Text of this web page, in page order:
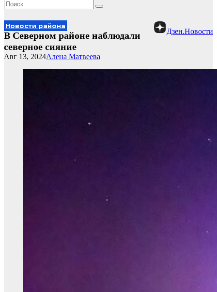
Дзен.Новости
Новости района
В Северном районе наблюдали
северное сияние
Алена Матвеева
Авг 13, 2024